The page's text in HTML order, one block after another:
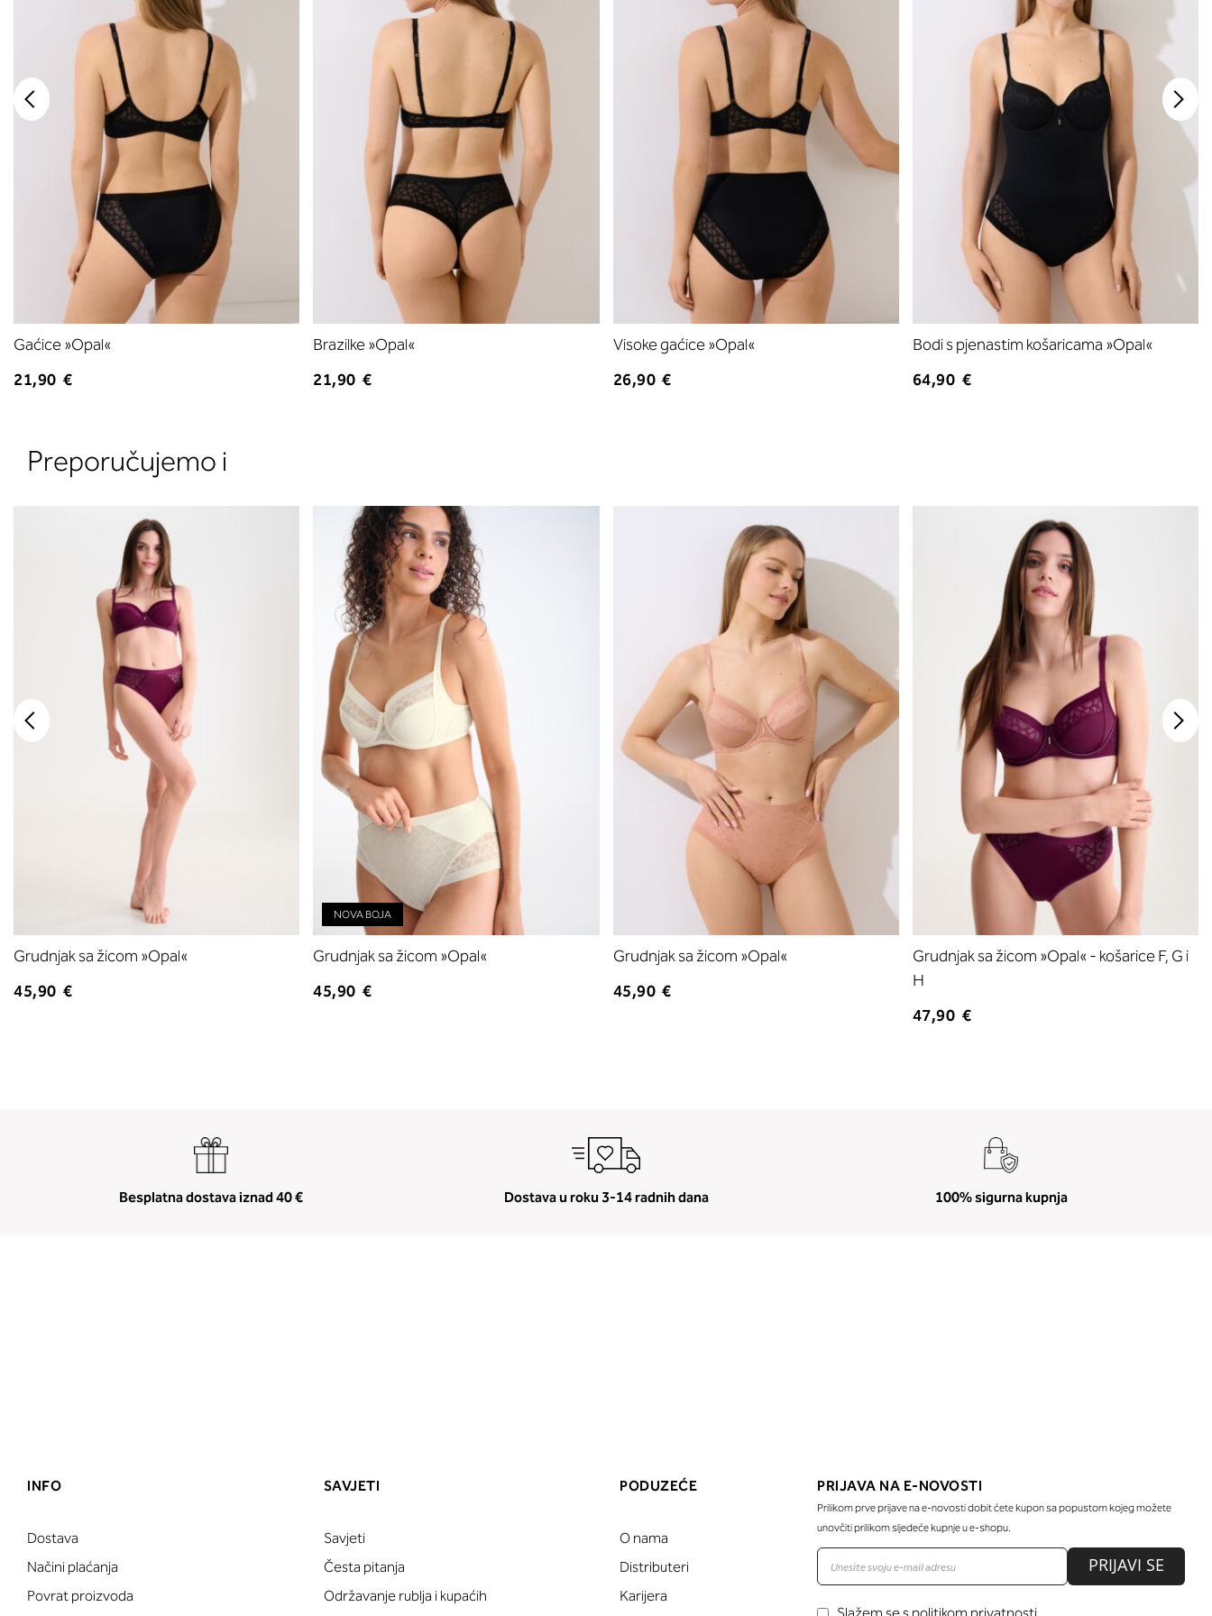
Gaćice »Opal«
21,90 €
Brazilke »Opal«
21,90 €
Visoke gaćice »Opal«
26,90 €
Bodi s pjenastim košaricama »Opal«
64,90 €
Preporučujemo i
Grudnjak sa žicom »Opal«
45,90 €
NOVA BOJA
Grudnjak sa žicom »Opal«
45,90 €
Grudnjak sa žicom »Opal«
45,90 €
Grudnjak sa žicom »Opal« - košarice F, G i
H
47,90 €
Besplatna dostava iznad 40 € Dostava u roku 3-14 radnih dana 100% sigurna kupnja
INFO
Dostava
Načini plaćanja
Povrat proizvoda
SAVJETI
Savjeti
Česta pitanja
Održavanje rublja i kupaćih
PODUZEĆE
O nama
Distributeri
Karijera
PRIJAVA NA E-NOVOSTI
Prilikom prve prijave na e-novosti dobit ćete kupon sa popustom kojeg možete
unovčiti prilikom sljedeće kupnje u e-shopu.
PRIJAVI SE